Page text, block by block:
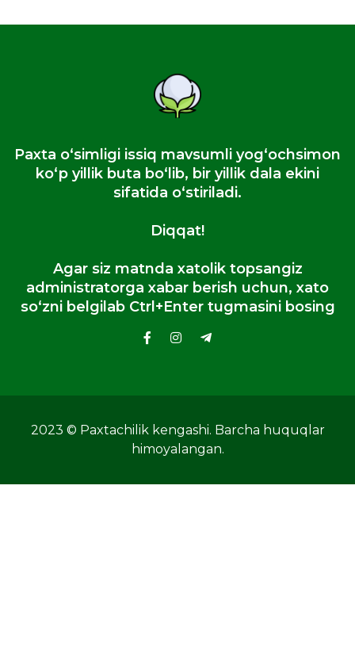
Paxta oʻsimligi issiq mavsumli yogʻochsimon
koʻp yillik buta boʻlib, bir yillik dala ekini
sifatida oʻstiriladi.
Diqqat!
Agar siz matnda xatolik topsangiz
administratorga xabar berish uchun, xato
so‘zni belgilab Ctrl+Enter tugmasini bosing
2023 © Paxtachilik kengashi. Barcha huquqlar
himoyalangan.